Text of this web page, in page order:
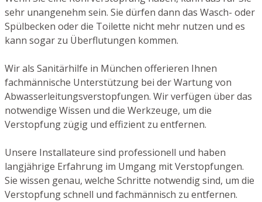
sehr unangenehm sein. Sie dürfen dann das Wasch- oder
Spülbecken oder die Toilette nicht mehr nutzen und es
kann sogar zu Überflutungen kommen.
Wir als Sanitärhilfe in München offerieren Ihnen
fachmännische Unterstützung bei der Wartung von
Abwasserleitungsverstopfungen. Wir verfügen über das
notwendige Wissen und die Werkzeuge, um die
Verstopfung zügig und effizient zu entfernen.
Unsere Installateure sind professionell und haben
langjährige Erfahrung im Umgang mit Verstopfungen.
Sie wissen genau, welche Schritte notwendig sind, um die
Verstopfung schnell und fachmännisch zu entfernen.